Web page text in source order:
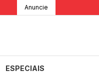
Anuncie
ESPECIAIS